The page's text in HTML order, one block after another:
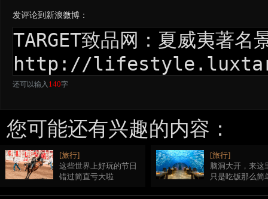
发评论到新浪微博：
还可以输入 140字
您可能还有兴趣的内容：
[旅行]
这些世界上好玩的节日
错过简直亏大啦
[旅行]
脑洞大开，来这
只是吃饭那么简